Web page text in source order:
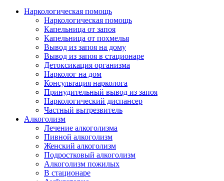
Наркологическая помощь
Наркологическая помощь
Капельница от запоя
Капельница от похмелья
Вывод из запоя на дому
Вывод из запоя в стационаре
Детоксикация организма
Нарколог на дом
Консультация нарколога
Принудительный вывод из запоя
Наркологический диспансер
Частный вытрезвитель
Алкоголизм
Лечение алкоголизма
Пивной алкоголизм
Женский алкоголизм
Подростковый алкоголизм
Алкоголизм пожилых
В стационаре